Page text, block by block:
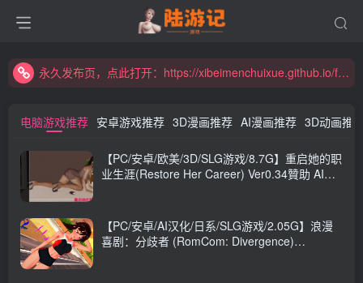
永久发布页，点此打开：https://xibeimenchuixue.github.io/fabuye/
永久发布页，点此打开：https://xibeimenchuixue.github.io/fabuye/
电脑游戏推荐 安卓游戏推荐 3D漫画推荐 AI漫画推荐 3D动画推
【PC/安卓/欧美/3D/SLG游戏/8.7G】重启她的职
业生涯(Restore Her Career) Ver0.34贊助 AI汉
【PC/安卓/AI汉化/日系/SLG游戏/2.05G】浪漫
喜剧：分歧者 (RomCom: Divergence)